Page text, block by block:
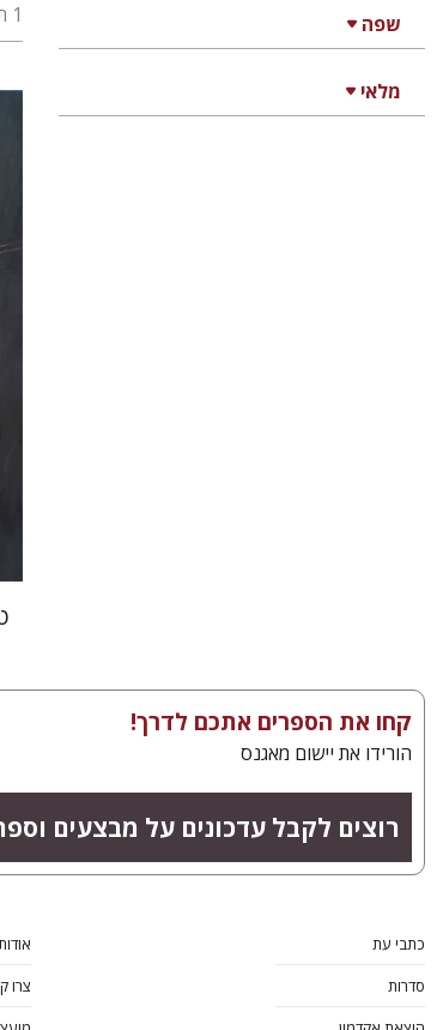
שפה
מלאי
1 תוצאות
קחו את הספרים אתכם לדרך!
הורידו את יישום מאגנס
רוצים לקבל עדכונים על מבצעים
כתבי עת
סדרות
צרו